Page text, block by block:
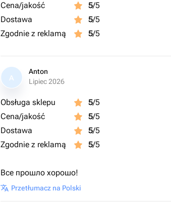
Cena/jakość
5/5
Dostawa
5/5
Zgodnie z reklamą
5/5
A
Anton
Lipiec 2026
Obsługa sklepu 5/5
Cena/jakość
5/5
Dostawa
5/5
Zgodnie z reklamą
5/5
Все прошло хорошо!
Przetłumacz na Polski